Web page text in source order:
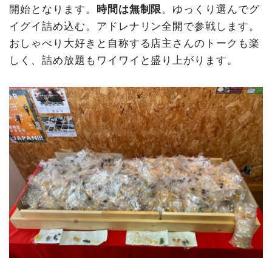
開始となります。 時間は無制限。ゆっくり選んでグ
イグイ詰め込む。アドレナリン全開で参戦します。
おしゃべり大好きと自称する店主さんのトークも楽
しく、詰め放題もワイワイと盛り上がります。